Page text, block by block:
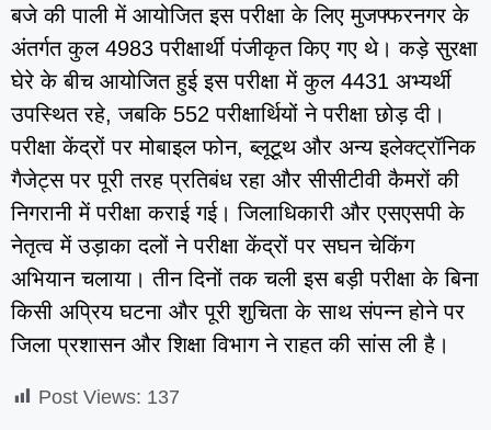
बजे की पाली में आयोजित इस परीक्षा के लिए मुजफ्फरनगर के
अंतर्गत कुल 4983 परीक्षार्थी पंजीकृत किए गए थे। कड़े सुरक्षा
घेरे के बीच आयोजित हुई इस परीक्षा में कुल 4431 अभ्यर्थी
उपस्थित रहे, जबकि 552 परीक्षार्थियों ने परीक्षा छोड़ दी।
परीक्षा केंद्रों पर मोबाइल फोन, ब्लूटूथ और अन्य इलेक्ट्रॉनिक
गैजेट्स पर पूरी तरह प्रतिबंध रहा और सीसीटीवी कैमरों की
निगरानी में परीक्षा कराई गई। जिलाधिकारी और एसएसपी के
नेतृत्व में उड़ाका दलों ने परीक्षा केंद्रों पर सघन चेकिंग
अभियान चलाया। तीन दिनों तक चली इस बड़ी परीक्षा के बिना
किसी अप्रिय घटना और पूरी शुचिता के साथ संपन्न होने पर
जिला प्रशासन और शिक्षा विभाग ने राहत की सांस ली है।
Post Views: 137